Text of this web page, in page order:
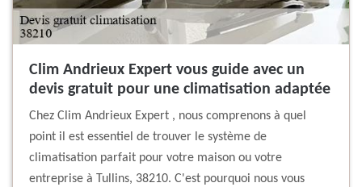
Clim Andrieux Expert vous guide avec un
devis gratuit pour une climatisation adaptée
Chez Clim Andrieux Expert , nous comprenons à quel
point il est essentiel de trouver le système de
climatisation parfait pour votre maison ou votre
entreprise à Tullins, 38210. C'est pourquoi nous vous